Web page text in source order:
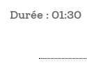
Durée : 01:30